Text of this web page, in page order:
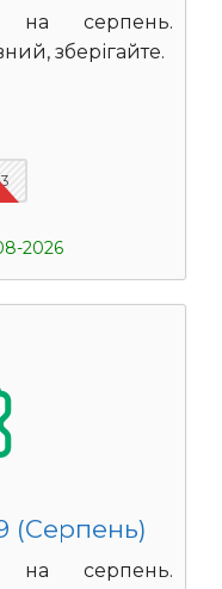
на серпень.
зберігайте.
2026
(Серпень)
на серпень.